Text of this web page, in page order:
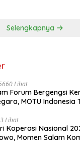
Selengkapnya
Lihat
Forum Bergengsi
MOTU Indonesia
Lihat
Koperasi Nasional
Momen Salam